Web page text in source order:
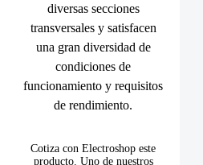
diversas secciones
transversales y satisfacen
una gran diversidad de
condiciones de
funcionamiento y requisitos
de rendimiento.
Cotiza con Electroshop este
producto. Uno de nuestros